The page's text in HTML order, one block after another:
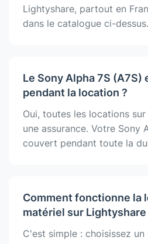
Lightyshare, partout en
dans le catalogue ci-dessus.
Le Sony Alpha 7S (A7S)
pendant la location ?
Oui, toutes les locations
une assurance. Votre Sony
couvert pendant toute la
Comment fonctionne la
matériel sur Lightyshare
C'est simple : choisissez un